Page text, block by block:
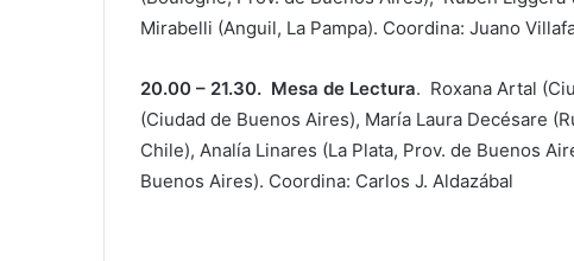
Mirabelli (Anguil, La Pampa). Coordina: Juano
20.00 – 21.30. Mesa de Lectura. Roxana Artal
(Ciudad de Buenos Aires), María Laura Decésare
Chile), Analía Linares (La Plata, Prov. de Buenos
Buenos Aires). Coordina: Carlos J. Aldazábal